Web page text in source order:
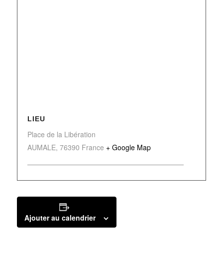
LIEU
Place de la Libération
AUMALE, 76390 France + Google Map
Ajouter au calendrier